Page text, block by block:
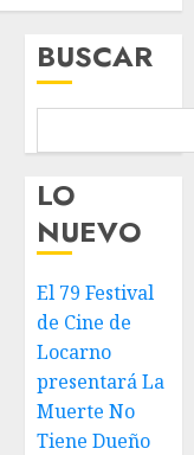
BUSCAR
LO
NUEVO
El 79 Festival
de Cine de
Locarno
presentará La
Muerte No
Tiene Dueño